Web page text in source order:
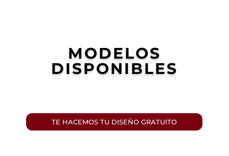
MODELOS
DISPONIBLES
TE HACEMOS TU DISEÑO GRATUITO